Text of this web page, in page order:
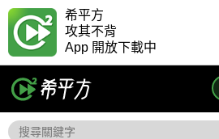
希平方
攻其不背
App 開放下載中